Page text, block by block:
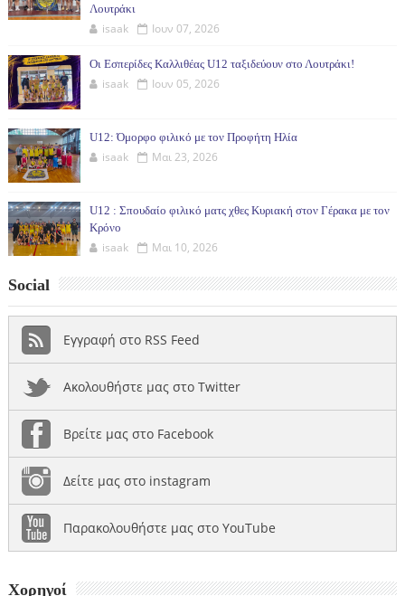
Λουτράκι
isaak Ιουν 07, 2026
Οι Εσπερίδες Καλλιθέας U12 ταξιδεύουν στο Λουτράκι!
isaak Ιουν 05, 2026
U12: Όμορφο φιλικό με τον Προφήτη Ηλία
isaak Μαι 23, 2026
U12 : Σπουδαίο φιλικό ματς χθες Κυριακή στον Γέρακα με τον
Κρόνο
isaak Μαι 10, 2026
Social
Εγγραφή στο RSS Feed
Ακολουθήστε μας στο Twitter
Βρείτε μας στο Facebook
Δείτε μας στο instagram
Παρακολουθήστε μας στο YouTube
Χορηγοί